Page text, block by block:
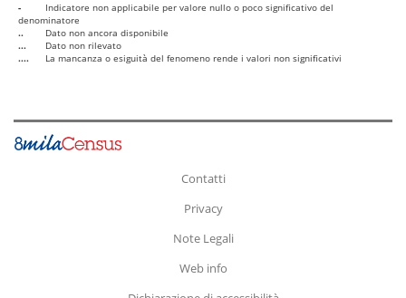
-
Indicatore non applicabile per valore nullo o poco significativo del
denominatore
..
Dato non ancora disponibile
...
Dato non rilevato
....
La mancanza o esiguità del fenomeno rende i valori non significativi
Contatti
Privacy
Note Legali
Web info